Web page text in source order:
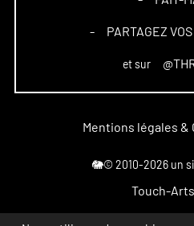
– PARTAGEZ
et sur
Mentions légales
🐘© 2010-2026 un
Touch-